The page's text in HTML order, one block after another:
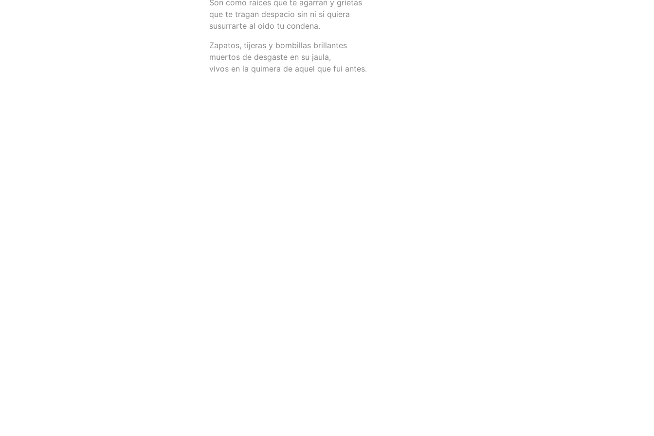
Son como raices que te agarran y grietas
que te tragan despacio sin ni si quiera
susurrarte al oido tu condena.
Zapatos, tijeras y bombillas brillantes
muertos de desgaste en su jaula,
vivos en la quimera de aquel que fui antes.